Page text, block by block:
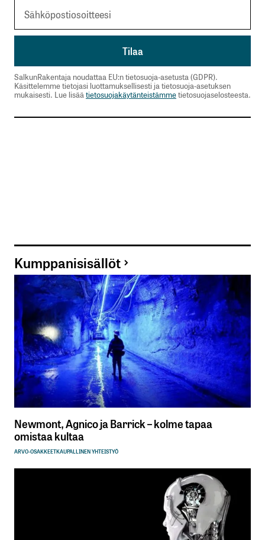
SalkunRakentaja noudattaa EU:n tietosuoja-asetusta (GDPR).
Käsittelemme tietojasi luottamuksellisesti ja tietosuoja-asetuksen
mukaisesti. Lue lisää tietosuojakäytänteistämmetietosuojaselosteesta.
Kumppanisisällöt
Newmont, Agnico ja Barrick – kolme tapaa
omistaa kultaa
ARVO-OSAKKEETKAUPALLINEN YHTEISTYÖ